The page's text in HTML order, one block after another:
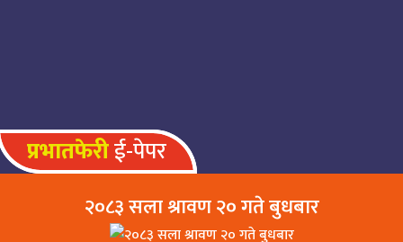
प्रभातफेरीई-पेपर
२०८३ सला श्रावण २० गते बुधबार